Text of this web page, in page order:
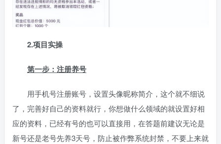
2.项目实操
第一步：注册养号
用手机号注册账号，设置头像昵称简介，这个就不细说
了，完善好自己的资料就行，你想做什么领域的就设置好相
应的资料，已经有号的也可以直接用，在答题前建议无论是
新号还是老号先养3天号，防止被作弊系统封禁，不要上来就